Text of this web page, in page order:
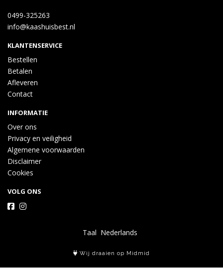
0499-325263
info@kaashuisbest.nl
KLANTENSERVICE
Bestellen
Betalen
Afleveren
Contact
INFORMATIE
Over ons
Privacy en veiligheid
Algemene voorwaarden
Disclaimer
Cookies
VOLG ONS
Taal
Wij draaien op Midmid